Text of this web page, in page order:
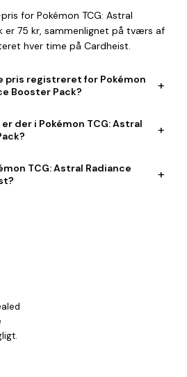
for Pokémon TCG: Astral
er 75 kr, sammenlignet på tværs af
hver time på Cardheist.
pris registreret for Pokémon
Booster Pack?
+
der i Pokémon TCG: Astral
+
TCG: Astral Radiance
+